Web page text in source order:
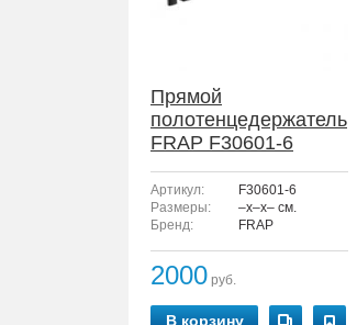
Прямой
полотенцедержатель
FRAP F30601-6
Артикул:
F30601-6
Размеры:
–x–x– см.
Бренд:
FRAP
2000 руб.
В корзину